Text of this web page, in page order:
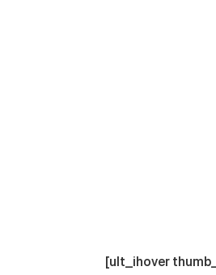
[ult_ihover thumb_height_width=”180″]